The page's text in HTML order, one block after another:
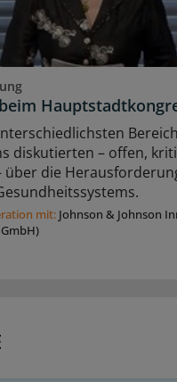
diskutierten – offen,
die
mit: Johnson & Johnson